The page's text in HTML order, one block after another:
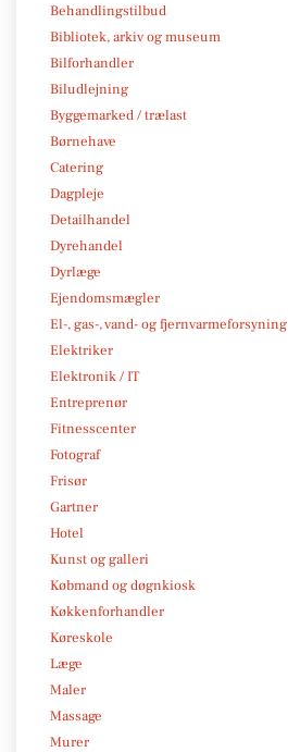
Behandlingstilbud
Bibliotek, arkiv og museum
Bilforhandler
Biludlejning
Byggemarked / trælast
Børnehave
Catering
Dagpleje
Detailhandel
Dyrehandel
Dyrlæge
Ejendomsmægler
El-, gas-, vand- og fjernvarmeforsyning
Elektriker
Elektronik / IT
Entreprenør
Fitnesscenter
Fotograf
Frisør
Gartner
Hotel
Kunst og galleri
Købmand og døgnkiosk
Køkkenforhandler
Køreskole
Læge
Maler
Massage
Murer